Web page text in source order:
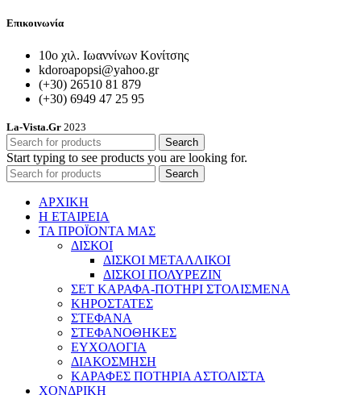
Επικοινωνία
10ο χιλ. Ιωαννίνων Κονίτσης
kdoroapopsi@yahoo.gr
(+30) 26510 81 879
(+30) 6949 47 25 95
La-Vista.Gr 2023
Search
Start typing to see products you are looking for.
Search
ΑΡΧΙΚΗ
Η ΕΤΑΙΡΕΙΑ
ΤΑ ΠΡΟΪΟΝΤΑ ΜΑΣ
ΔΙΣΚΟΙ
ΔΙΣΚΟΙ ΜΕΤΑΛΛΙΚΟΙ
ΔΙΣΚΟΙ ΠΟΛΥΡΕΖΙΝ
ΣΕΤ ΚΑΡΑΦΑ-ΠΟΤΗΡΙ ΣΤΟΛΙΣΜΕΝΑ
ΚΗΡΟΣΤΑΤΕΣ
ΣΤΕΦΑΝΑ
ΣΤΕΦΑΝΟΘΗΚΕΣ
ΕΥΧΟΛΟΓΙΑ
ΔΙΑΚΟΣΜΗΣΗ
ΚΑΡΑΦΕΣ ΠΟΤΗΡΙΑ ΑΣΤΟΛΙΣΤΑ
ΧΟΝΔΡΙΚΗ